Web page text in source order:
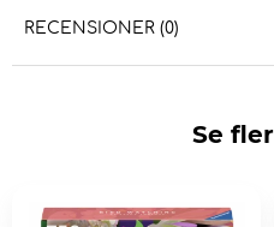
RECENSIONER (0)
Se